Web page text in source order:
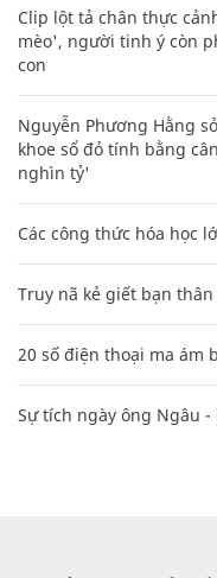
Clip lột tả chân thực
mèo', người tinh ý còn
con
Nguyễn Phương Hằng
khoe sổ đỏ tính bằng
nghìn tỷ'
Các công thức hóa học
Truy nã kẻ giết bạn
20 số điện thoại ma ám
Sự tích ngày ông Ngâu